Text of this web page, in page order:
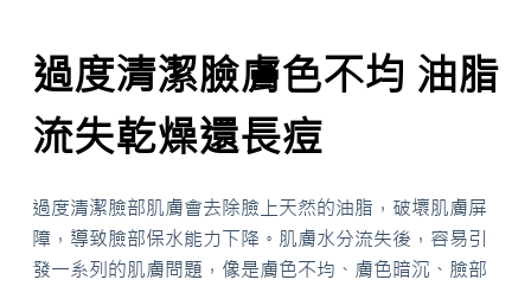
過度清潔臉膚色不均 油脂
流失乾燥還長痘
過度清潔臉部肌膚會去除臉上天然的油脂，破壞肌膚屏
障，導致臉部保水能力下降。肌膚水分流失後，容易引
發一系列的肌膚問題，像是膚色不均、膚色暗沉、臉部